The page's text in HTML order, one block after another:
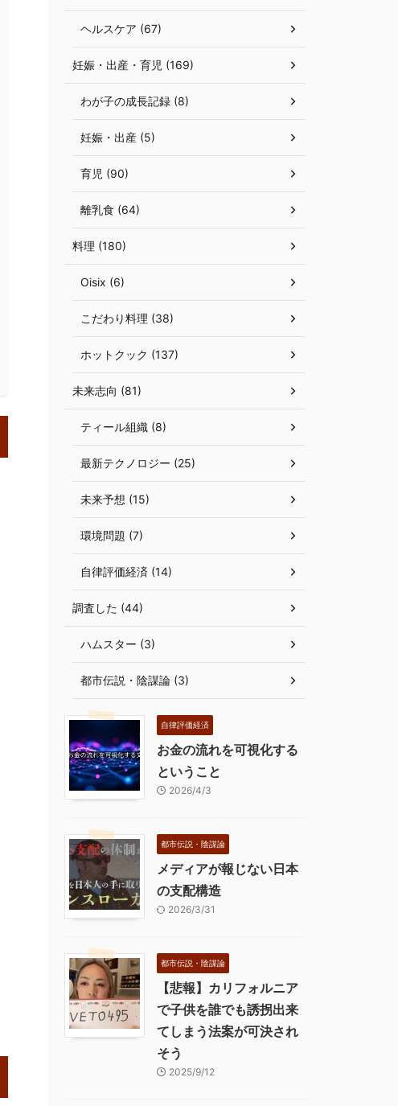
ヘルスケア (67)
妊娠・出産・育児 (169)
わが子の成長記録 (8)
妊娠・出産 (5)
育児 (90)
離乳食 (64)
料理 (180)
Oisix (6)
こだわり料理 (38)
ホットクック (137)
未来志向 (81)
ティール組織 (8)
最新テクノロジー (25)
未来予想 (15)
環境問題 (7)
自律評価経済 (14)
調査した (44)
ハムスター (3)
都市伝説・陰謀論 (3)
自律評価経済
お金の流れを可視化する
ということ
2026/4/3
都市伝説・陰謀論
メディアが報じない日本
の支配構造
2026/3/31
都市伝説・陰謀論
【悲報】カリフォルニア
で子供を誰でも誘拐出来
てしまう法案が可決され
そう
2025/9/12